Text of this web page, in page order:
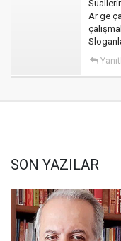
Ar ge
SON YAZILAR